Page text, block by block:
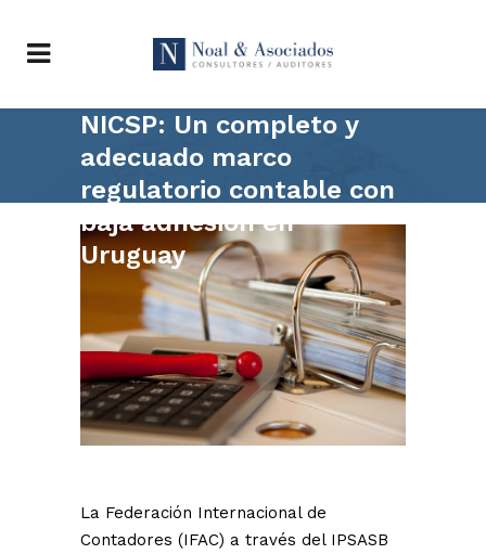
NICSP: Un completo y
adecuado marco
regulatorio contable con
baja adhesión en
Uruguay
La Federación Internacional de
Contadores (IFAC) a través del IPSASB